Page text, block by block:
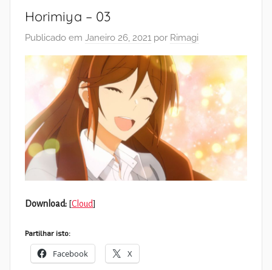
romances
Horimiya – 03
Publicado em Janeiro 26, 2021 por Rimagi
Download: [Cloud]
Partilhar isto:
Facebook X